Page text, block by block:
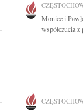
Monice i
współczucia